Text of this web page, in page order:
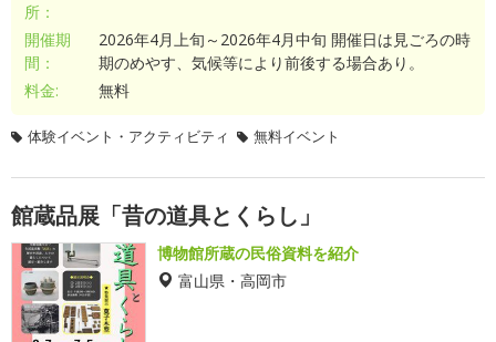
所：
開催期
間：
2026年4月上旬～2026年4月中旬 開催日は見ごろの時
期のめやす、気候等により前後する場合あり。
料金:
無料
体験イベント・アクティビティ 無料イベント
館蔵品展「昔の道具とくらし」
博物館所蔵の民俗資料を紹介
富山県・高岡市